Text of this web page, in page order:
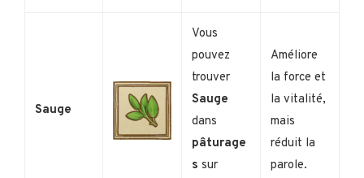
Sauge
Vous
pouvez
trouver
Sauge
dans
pâturage
s sur
Améliore
la force et
la vitalité,
mais
réduit la
parole.